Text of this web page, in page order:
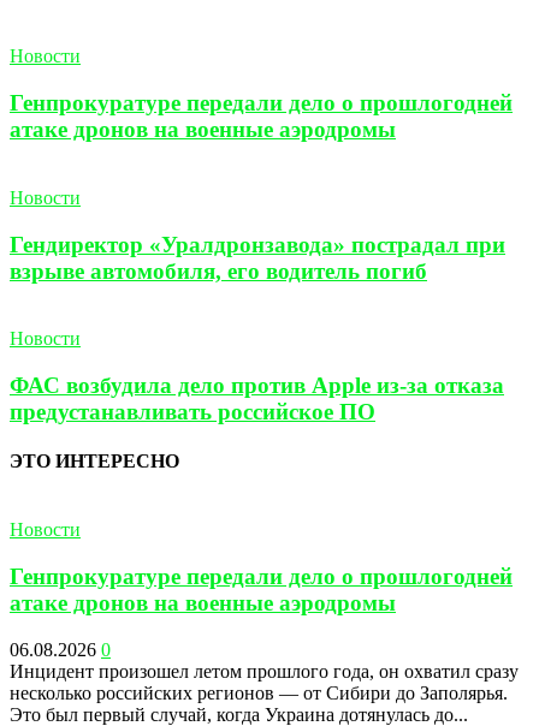
Новости
Генпрокуратуре передали дело о прошлогодней
атаке дронов на военные аэродромы
Новости
Гендиректор «Уралдронзавода» пострадал при
взрыве автомобиля, его водитель погиб
Новости
ФАС возбудила дело против Apple из-за отказа
предустанавливать российское ПО
ЭТО ИНТЕРЕСНО
Новости
Генпрокуратуре передали дело о прошлогодней
атаке дронов на военные аэродромы
06.08.2026 0
Инцидент произошел летом прошлого года, он охватил сразу
несколько российских регионов — от Сибири до Заполярья.
Это был первый случай, когда Украина дотянулась до...